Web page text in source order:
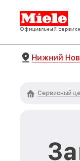
Официальный
Нижний
Сервисный